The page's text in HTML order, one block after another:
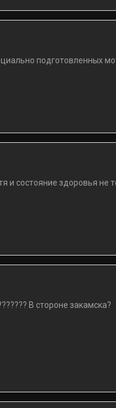
подготовленных
и состояние здоровья не
В стороне закамска?